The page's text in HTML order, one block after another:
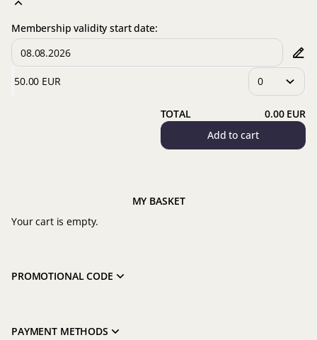
partenaires
Membership validity start date:
50.00 EUR
TOTAL 0.00 EUR
Add to cart
MY BASKET
Your cart is empty.
PROMOTIONAL CODE
PAYMENT METHODS